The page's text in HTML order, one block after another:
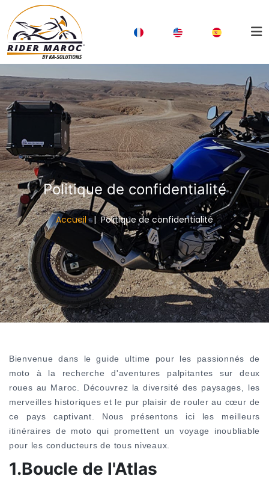
Politique de confidentialité
Accueil Politique de confidentialité
Bienvenue dans le guide ultime pour les passionnés de
moto à la recherche d'aventures palpitantes sur deux
roues au Maroc. Découvrez la diversité des paysages, les
merveilles historiques et le pur plaisir de rouler au cœur de
ce pays captivant. Nous présentons ici les meilleurs
itinéraires de moto qui promettent un voyage inoubliable
pour les conducteurs de tous niveaux.
1.Boucle de l'Atlas